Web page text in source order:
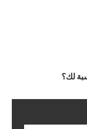
لك؟